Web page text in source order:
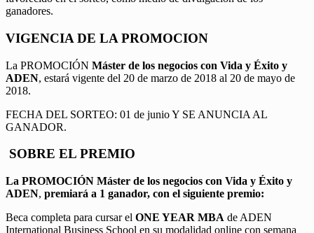
ganadores.
VIGENCIA DE LA PROMOCION
La PROMOCIÓN Máster de los negocios con Vida y Éxito y
ADEN, estará vigente del 20 de marzo de 2018 al 20 de mayo de
2018.
FECHA DEL SORTEO: 01 de junio Y SE ANUNCIA AL
GANADOR.
SOBRE EL PREMIO
La PROMOCIÓN Máster de los negocios con Vida y Éxito y
ADEN, premiará a 1 ganador, con el siguiente premio:
Beca completa para cursar el ONE YEAR MBA de ADEN
International Business School en su modalidad online con semana